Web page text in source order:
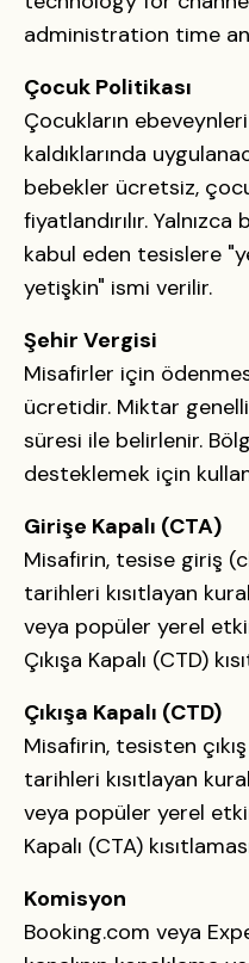
administration time
Çocuk Politikası
Çocukların
kaldıklarında
bebekler ücretsiz,
fiyatlandırılır.
kabul eden tesislere
yetişkin" ismi verilir.
Şehir Vergisi
Misafirler için
ücretidir. Miktar
süresi ile belirlenir.
desteklemek için
Girişe Kapalı (CTA)
Misafirin, tesise giriş
tarihleri kısıtlayan
veya popüler yerel
Çıkışa Kapalı (CTD)
Çıkışa Kapalı (CTD)
Misafirin, tesisten
tarihleri kısıtlayan
veya popüler yerel
Kapalı (CTA)
Komisyon
Booking.com veya